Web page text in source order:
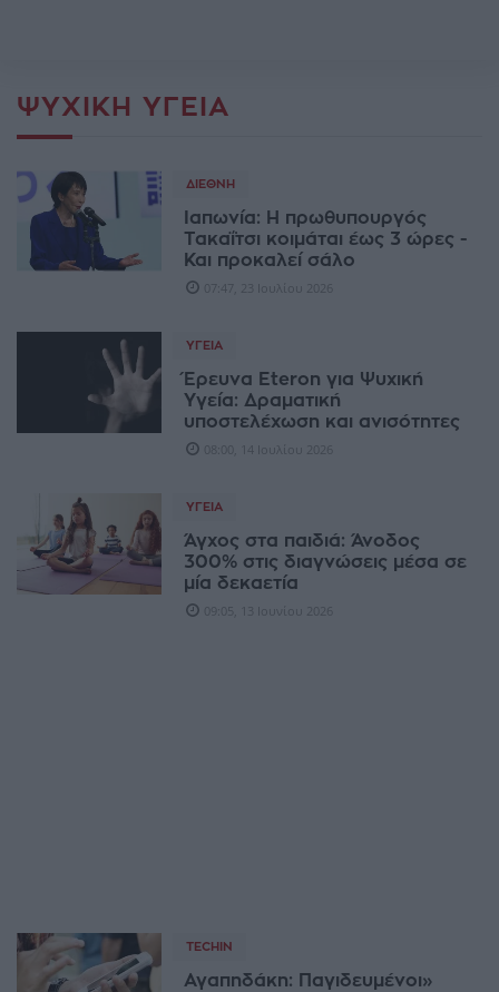
ΨΥΧΙΚΉ ΥΓΕΊΑ
ΔΙΕΘΝΉ
Ιαπωνία: Η πρωθυπουργός
Τακαΐτσι κοιμάται έως 3 ώρες -
Και προκαλεί σάλο
07:47, 23 Ιουλίου 2026
ΥΓΕΊΑ
Έρευνα Eteron για Ψυχική
Υγεία: Δραματική
υποστελέχωση και ανισότητες
08:00, 14 Ιουλίου 2026
ΥΓΕΊΑ
Άγχος στα παιδιά: Άνοδος
300% στις διαγνώσεις μέσα σε
μία δεκαετία
09:05, 13 Ιουνίου 2026
TECHIN
Αγαπηδάκη: Παγιδευμένοι»